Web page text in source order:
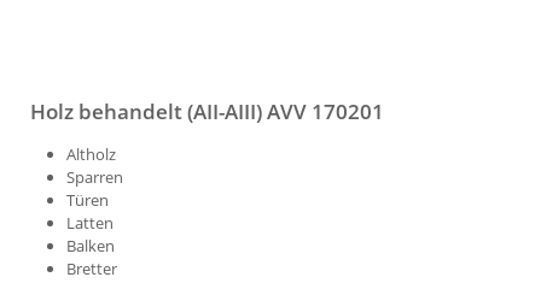
Holz behandelt (AII-AIII) AVV 170201
Altholz
Sparren
Türen
Latten
Balken
Bretter